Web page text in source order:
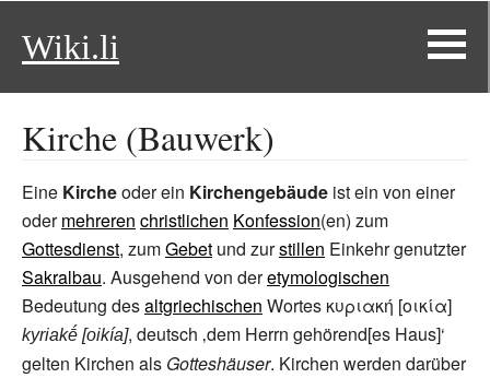
Wiki.li
Kirche (Bauwerk)
Eine Kircheoder ein Kirchengebäude ist ein von einer
odermehreren christlichen Konfession(en) zum
Gottesdienst, zumGebet und zurstillen Einkehr genutzter
Sakralbau. Ausgehend von deretymologischen
Bedeutung desaltgriechischen Wortes κυριακή [οικία]
kyriakḗ [oikía], deutsch ‚dem Herrn gehörend[es Haus]‘
gelten Kirchen als Gotteshäuser. Kirchen werden darüber